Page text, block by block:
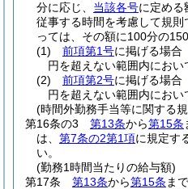
分に応じ、 当該各号に定める
従事する時間を考慮して規
っては、その額に100分の
(1)
前項第1号に掲げる場合
円を超えない範囲内にお
(2)
前項第2号に掲げる場合
円を超えない範囲内にお
(時間外勤務手当等に関する
第16条の3
第13条から第15条
は、 第7条の2第1項に規定す
い。
(勤務1時間当たりの給与額)
第17条
第13条から第15条 ま